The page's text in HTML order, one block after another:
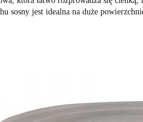
sosny jest idealna na duże